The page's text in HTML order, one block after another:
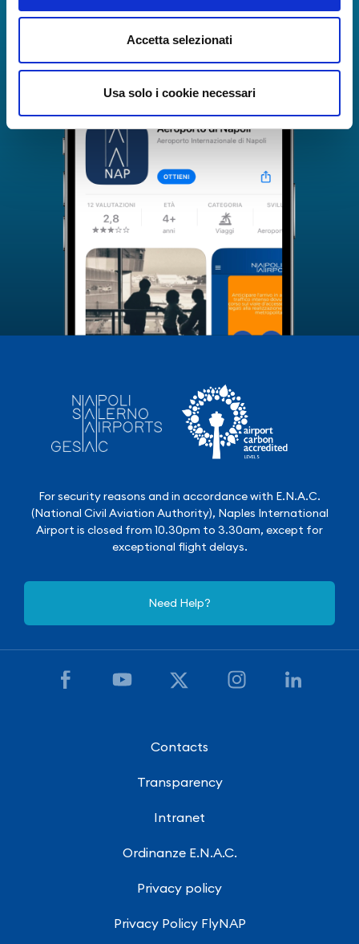
Accetta selezionati
Usa solo i cookie necessari
For security reasons and in accordance with E.N.A.C.
(National Civil Aviation Authority), Naples International
Airport is closed from 10.30pm to 3.30am, except for
exceptional flight delays.
Need Help?
Contacts
Transparency
Intranet
Ordinanze E.N.A.C.
Privacy policy
Privacy Policy FlyNAP